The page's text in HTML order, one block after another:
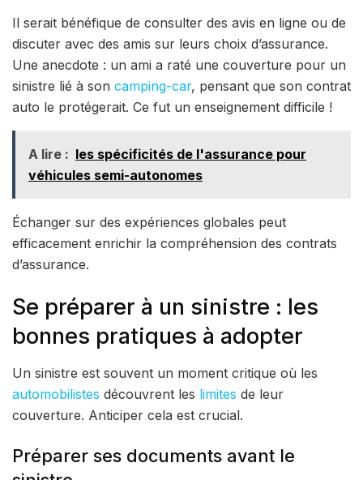
Il serait bénéfique de consulter des avis en ligne ou de
discuter avec des amis sur leurs choix d’assurance.
Une anecdote : un ami a raté une couverture pour un
sinistre lié à son camping-car, pensant que son contrat
auto le protégerait. Ce fut un enseignement difficile !
A lire : les spécificités de l'assurance pour
véhicules semi-autonomes
Échanger sur des expériences globales peut
efficacement enrichir la compréhension des contrats
d’assurance.
Se préparer à un sinistre : les
bonnes pratiques à adopter
Un sinistre est souvent un moment critique où les
automobilistes découvrent les limites de leur
couverture. Anticiper cela est crucial.
Préparer ses documents avant le